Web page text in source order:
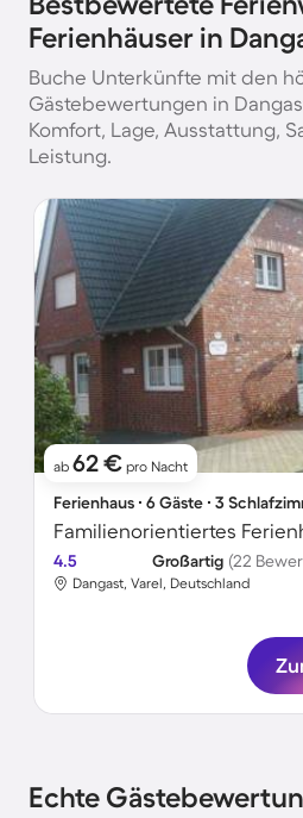
Ferienhäuser in
Buche Unterkünfte mit den
Gästebewertungen in
Komfort, Lage, Ausstattung,
Leistung.
ab 62 € pro Nacht
Ferienhaus ∙ 6 Gäste ∙ 3
4.5 Großartig (22
Dangast, Varel, Deutschland
Echte